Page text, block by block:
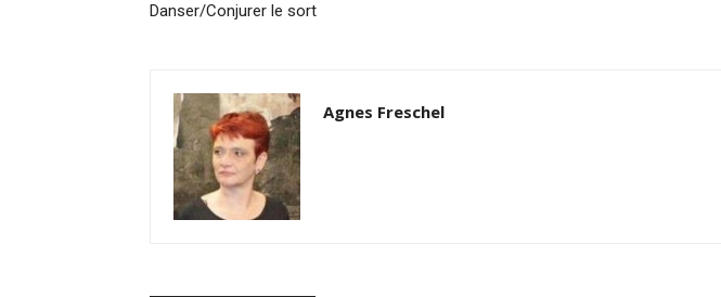
Danser/Conjurer le sort
Agnes Freschel